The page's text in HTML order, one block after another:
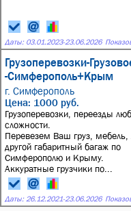
Даты: 03.01.2023-23.06.2026
Грузоперевозки-
-Симферополь+Крым
г. Симферополь
Цена: 1000 руб.
Грузоперевозки, переезды
сложности.
Перевезем Ваш груз, мебель,
другой габаритный багаж по
Симферополю и Крыму.
Аккуратные грузчики по...
Даты: 26.12.2021-23.06.2026